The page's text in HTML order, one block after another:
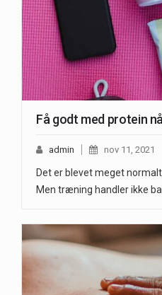
Få godt med protein
admin nov 11, 2021
Det er blevet meget
Men træning handler ikke